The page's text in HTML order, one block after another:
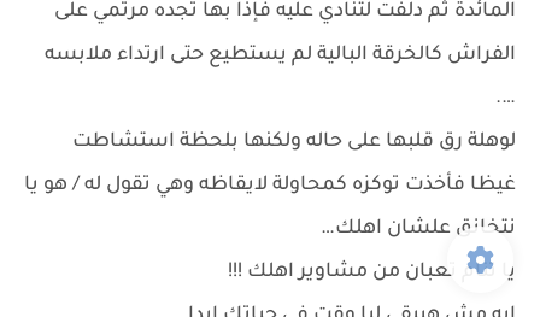
المائدة ثم دلفت لتنادي عليه فإذا بها تجده مرتمي على
الفراش كالخرقة البالية لم يستطيع حتى ارتداء ملابسه
….
لوهلة رق قلبها على حاله ولكنها بلحظة استشاطت
غيظا فأخذت توكزه كمحاولة لايقاظه وهي تقول له / هو يا
نتخانق علشان اهلك…
يا تنام تعبان من مشاوير اهلك !!!